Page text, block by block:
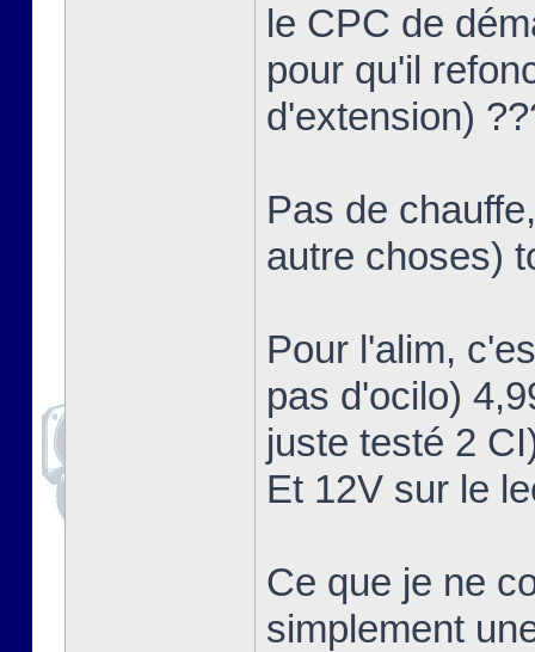
le CPC de
pour qu'il
d'extension)
Pas de
autre choses)
Pour l'alim,
pas d'ocilo)
juste testé 2
Et 12V sur le
Ce que je ne
simplement